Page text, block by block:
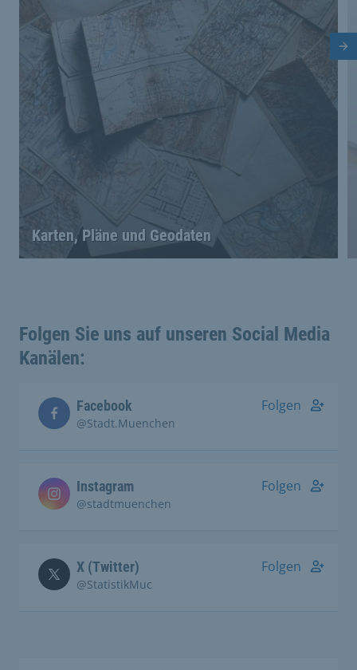
Karten, Pläne und Geodaten
Folgen Sie uns auf unseren Social Media
Kanälen:
Facebook
@Stadt.Muenchen
Folgen
Instagram
@stadtmuenchen
Folgen
X (Twitter)
@StatistikMuc
Folgen